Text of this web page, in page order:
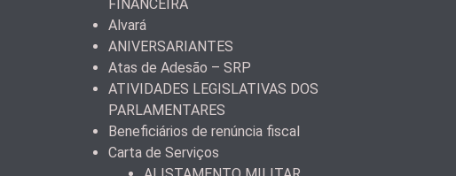
FINANCEIRA
Alvará
ANIVERSARIANTES
Atas de Adesão – SRP
ATIVIDADES LEGISLATIVAS DOS
PARLAMENTARES
Beneficiários de renúncia fiscal
Carta de Serviços